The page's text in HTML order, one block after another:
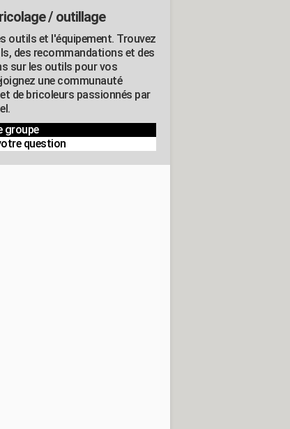
/ outillage
outils et l'équipement. Trouvez
des recommandations et des
sur les outils pour vos
une communauté
de bricoleurs passionnés par
groupe
question